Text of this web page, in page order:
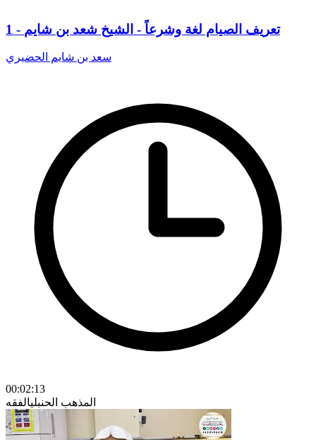
1 - تعريف الصيام لغة وشرعاً - الشيخ شعد بن شايم
سعد بن شايم الحضيري
00:02:13
المذهب الحنبليالفقه